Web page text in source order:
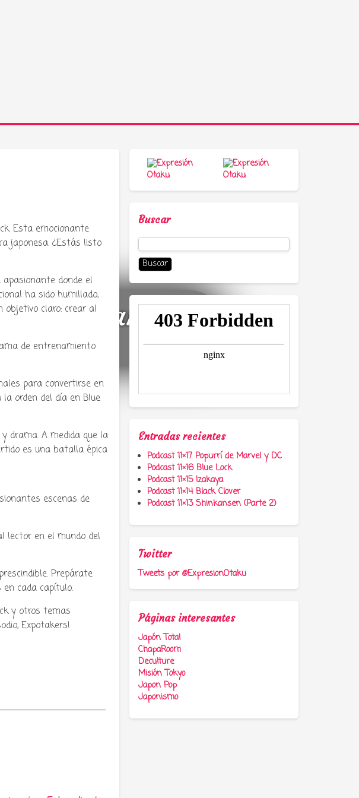
manga, anime y
ツ
Esta emocionante
japonesa. ¿Estás listo
apasionante donde el
ha sido humillado,
objetivo claro: crear al
de entrenamiento
para convertirse en
orden del día en Blue
drama. A medida que la
es una batalla épica
escenas de
lector en el mundo del
Prepárate
cada capítulo.
y otros temas
Expotakers!
Buscar
Buscar:
Entradas recientes
Podcast 11×17 Popurrí de Marvel y DC
Podcast 11×16 Blue Lock
Podcast 11×15 Izakaya
Podcast 11×14 Black Clover
Podcast 11×13 Shinkansen (Parte 2)
Twitter
Tweets por @ExpresionOtaku
Páginas interesantes
Japón Total
ChapaRoom
Deculture
Misión Tokyo
Japon Pop
Japonismo